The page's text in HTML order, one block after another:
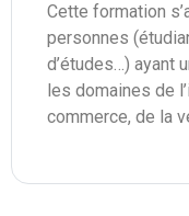
Cette formation
personnes
d’études…) ayant
les domaines de
commerce, de la